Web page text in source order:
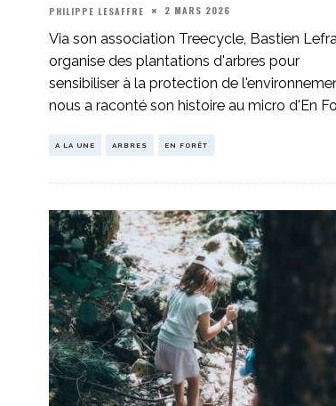
PHILIPPE LESAFFRE 2 MARS 2026
Via son association Treecycle, Bastien
organise des plantations d'arbres pour
sensibiliser à la protection de
nous a raconté son histoire au micro d'En
A LA UNE ARBRES EN FORÊT